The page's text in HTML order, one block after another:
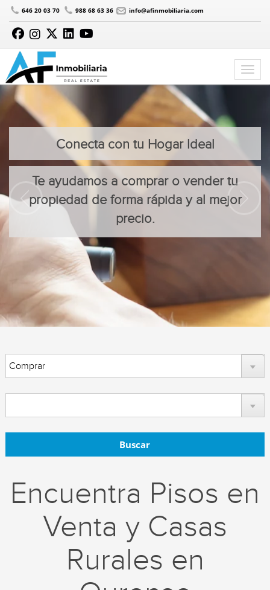
646 20 03 70 988 68 63 36 info@afinmobiliaria.com
Conecta con tu Hogar Ideal
Te ayudamos a comprar o vender tu
propiedad de forma rápida y al mejor
precio.
Buscar
Encuentra Pisos en
Venta y Casas
Rurales en